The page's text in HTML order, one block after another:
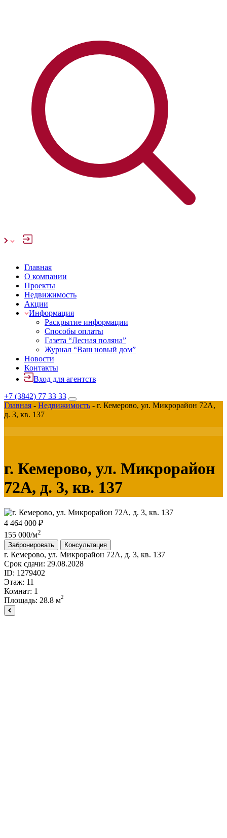
Главная
О компании
Проекты
Недвижимость
Акции
Информация
Раскрытие информации
Способы оплаты
Газета “Лесная поляна”
Журнал “Ваш новый дом”
Новости
Контакты
Вход для агентств
+7 (3842) 77 33 33
Главная - Недвижимость - г. Кемерово, ул. Микрорайон 72А,
д. 3, кв. 137
г. Кемерово, ул. Микрорайон
72А, д. 3, кв. 137
4 464 000 ₽
155 000/м2
Забронировать
Консультация
г. Кемерово, ул. Микрорайон 72А, д. 3, кв. 137
Срок сдачи: 29.08.2028
ID: 1279402
Этаж: 11
Комнат: 1
Площадь: 28.8 м2